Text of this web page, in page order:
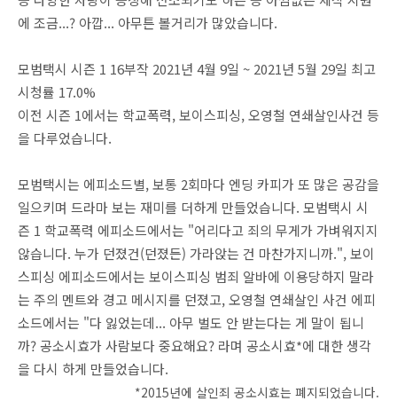
에 조금...? 아깝... 아무튼 볼거리가 많았습니다.
모범택시 시즌 1 16부작 2021년 4월 9일 ~ 2021년 5월 29일 최고
시청률 17.0%
이전 시즌 1에서는 학교폭력, 보이스피싱, 오영철 연쇄살인사건 등
을 다루었습니다.
모범택시는 에피소드별, 보통 2회마다 엔딩 카피가 또 많은 공감을
일으키며 드라마 보는 재미를 더하게 만들었습니다. 모범택시 시
즌 1 학교폭력 에피소드에서는 "어리다고 죄의 무게가 가벼워지지
않습니다. 누가 던졌건(던졌든) 가라앉는 건 마찬가지니까.", 보이
스피싱 에피소드에서는 보이스피싱 범죄 알바에 이용당하지 말라
는 주의 멘트와 경고 메시지를 던졌고, 오영철 연쇄살인 사건 에피
소드에서는 "다 잃었는데... 아무 벌도 안 받는다는 게 말이 됩니
까? 공소시효가 사람보다 중요해요? 라며 공소시효*에 대한 생각
을 다시 하게 만들었습니다.
*2015년에 살인죄 공소시효는 폐지되었습니다.